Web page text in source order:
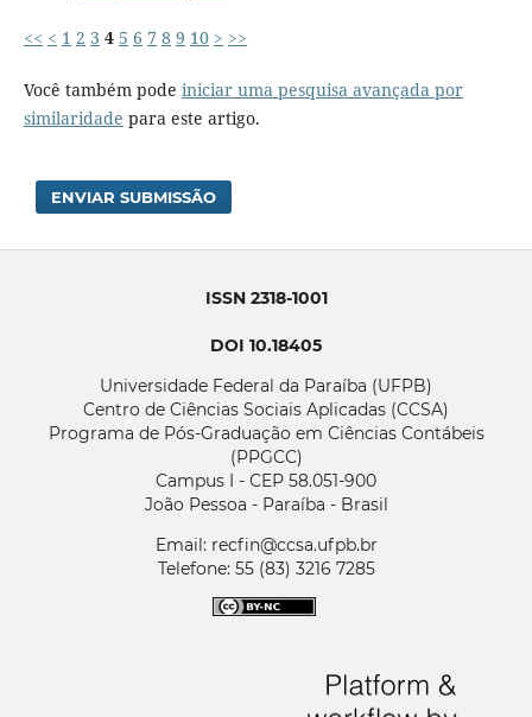
<< < 1 2 3 4 5 6 7 8 9 10 > >>
Você também pode iniciar uma pesquisa avançada por
similaridade para este artigo.
ENVIAR SUBMISSÃO
ISSN 2318-1001
DOI 10.18405
Universidade Federal da Paraíba (UFPB)
Centro de Ciências Sociais Aplicadas (CCSA)
Programa de Pós-Graduação em Ciências Contábeis
(PPGCC)
Campus I - CEP 58.051-900
João Pessoa - Paraíba - Brasil
Email: recfin@ccsa.ufpb.br
Telefone: 55 (83) 3216 7285